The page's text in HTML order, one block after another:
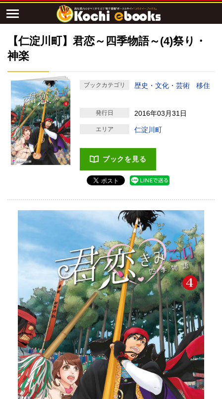
【仁淀川町】君恋～四季物語～(4)祭り・
神楽
ブックカテゴリ 歴史・文化・芸術 移住
発行日 2016年03月31日
エリア 仁淀川町
ブックを見る